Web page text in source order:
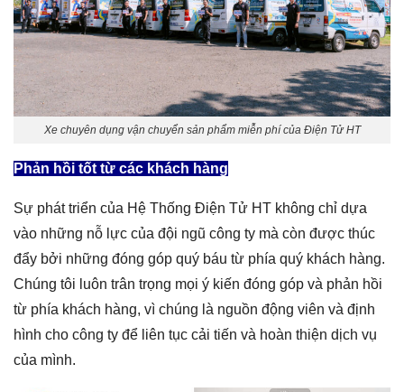
Xe chuyên dụng vận chuyển sản phẩm miễn phí của Điện Tử HT
Phản hồi tốt từ các khách hàng
Sự phát triển của Hệ Thống Điện Tử HT không chỉ dựa
vào những nỗ lực của đội ngũ công ty mà còn được thúc
đẩy bởi những đóng góp quý báu từ phía quý khách hàng.
Chúng tôi luôn trân trọng mọi ý kiến đóng góp và phản hồi
từ phía khách hàng, vì chúng là nguồn động viên và định
hình cho công ty để liên tục cải tiến và hoàn thiện dịch vụ
của mình.